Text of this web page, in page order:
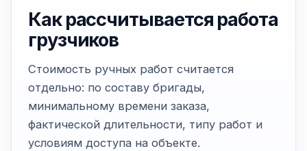
Как рассчитывается работа
грузчиков
Стоимость ручных работ считается
отдельно: по составу бригады,
минимальному времени заказа,
фактической длительности, типу работ и
условиям доступа на объекте.